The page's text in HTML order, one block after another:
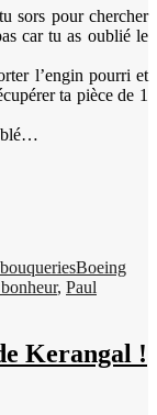
sors pour chercher
car tu as oublié le
l’engin pourri et
ta pièce de 1
Boeing
, Paul
Kerangal !